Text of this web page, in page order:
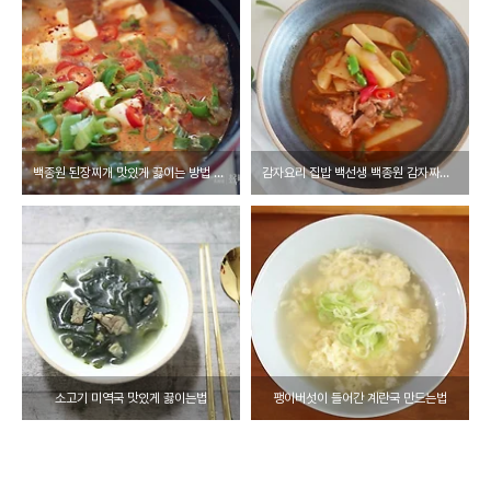
백종원 된장찌개 맛있게 끓이는 방법 알려드려요!,차돌박이 된장찌개 감자요리 집밥 백선생 백종원 감자짜글이찌개 레시피
소고기 미역국 맛있게 끓이는법 팽이버섯이 들어간 계란국 만드는법